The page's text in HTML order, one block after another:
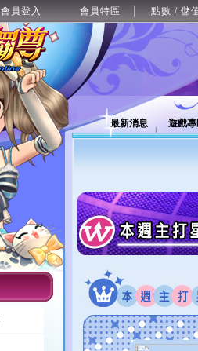
會員登入 會員特區 點數 / 儲
最新消息 遊戲